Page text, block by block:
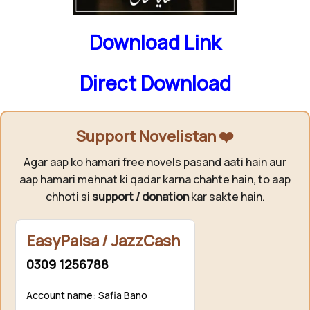
Download Link
Direct Download
Support Novelistan ❤️
Agar aap ko hamari free novels pasand aati hain aur
aap hamari mehnat ki qadar karna chahte hain, to aap
chhoti si support / donationkar sakte hain.
EasyPaisa / JazzCash
0309 1256788
Account name: Safia Bano